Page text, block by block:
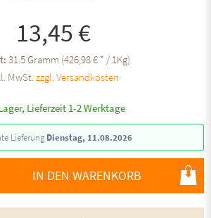
13,45 €
31.5 Gramm (426,98 € * / 1Kg)
MwSt.zzgl. Versandkosten
Lieferzeit 1-2 Werktage
Lieferung Dienstag, 11.08.2026
IN DEN WARENKORB